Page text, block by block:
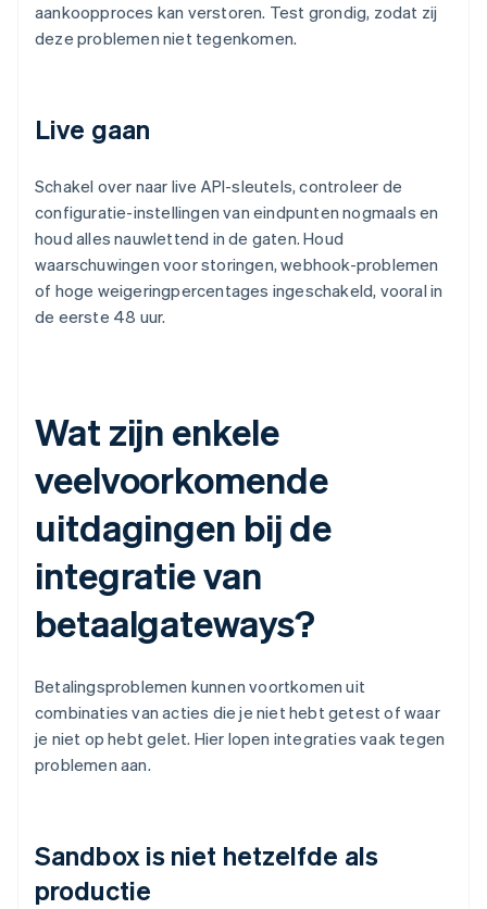
aankoopproces kan verstoren. Test grondig, zodat zij
deze problemen niet tegenkomen.
Live gaan
Schakel over naar live API-sleutels, controleer de
configuratie-instellingen van eindpunten nogmaals en
houd alles nauwlettend in de gaten. Houd
waarschuwingen voor storingen, webhook-problemen
of hoge weigeringpercentages ingeschakeld, vooral in
de eerste 48 uur.
Wat zijn enkele
veelvoorkomende
uitdagingen bij de
integratie van
betaalgateways?
Betalingsproblemen kunnen voortkomen uit
combinaties van acties die je niet hebt getest of waar
je niet op hebt gelet. Hier lopen integraties vaak tegen
problemen aan.
Sandbox is niet hetzelfde als
productie